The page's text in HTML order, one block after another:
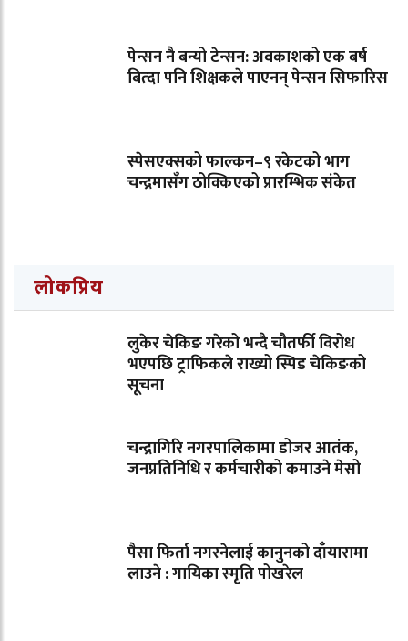
पेन्सन नै बन्यो टेन्सन: अवकाशको एक बर्ष
बित्दा पनि शिक्षकले पाएनन् पेन्सन सिफारिस
स्पेसएक्सको फाल्कन–९ रकेटको भाग
चन्द्रमासँग ठोक्किएको प्रारम्भिक संकेत
लोकप्रिय
लुकेर चेकिङ गरेको भन्दै चौतर्फी विरोध
भएपछि ट्राफिकले राख्यो स्पिड चेकिङको
सूचना
चन्द्रागिरि नगरपालिकामा डोजर आतंक,
जनप्रतिनिधि र कर्मचारीको कमाउने मेसो
पैसा फिर्ता नगरनेलाई कानुनको दाँयारामा
लाउने : गायिका स्‍मृति पोखरेल